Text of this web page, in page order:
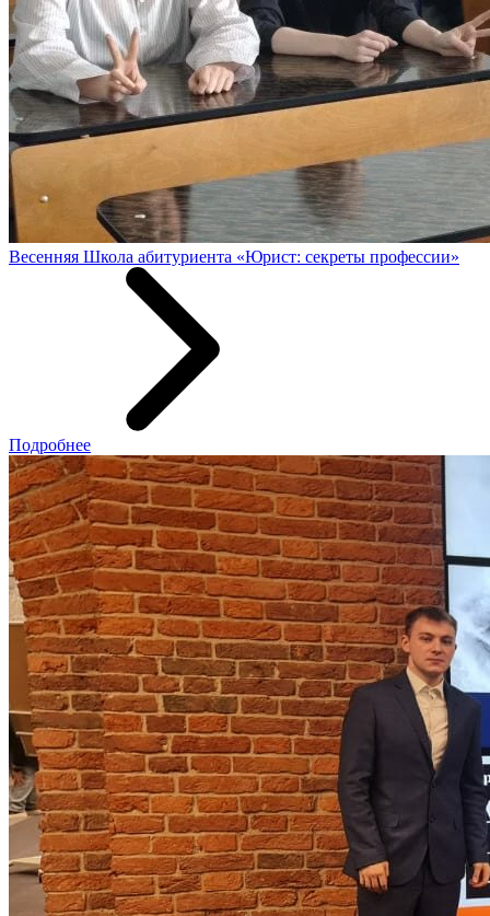
Весенняя Школа абитуриента «Юрист: секреты профессии»
Подробнее